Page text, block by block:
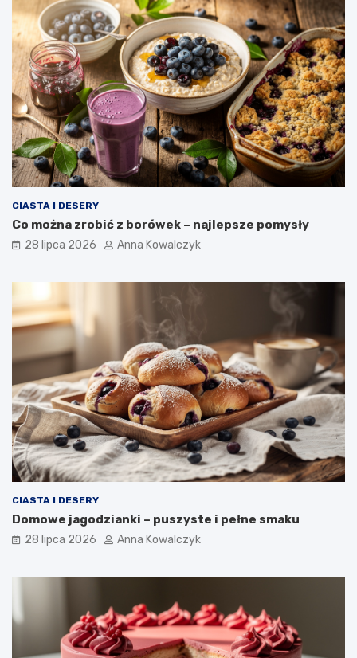
CIASTA I DESERY
Co można zrobić z borówek – najlepsze pomysły
28 lipca 2026 Anna Kowalczyk
CIASTA I DESERY
Domowe jagodzianki – puszyste i pełne smaku
28 lipca 2026 Anna Kowalczyk